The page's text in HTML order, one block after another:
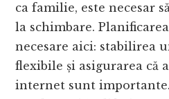
ca familie, este necesar
la schimbare.
necesare aici: stabilirea
flexibile și asigurarea că
internet sunt